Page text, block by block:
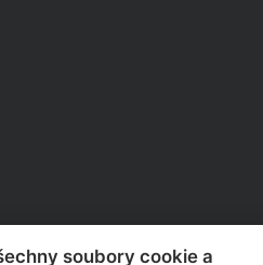
soubory cookie a